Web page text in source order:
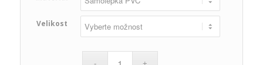
Velikost